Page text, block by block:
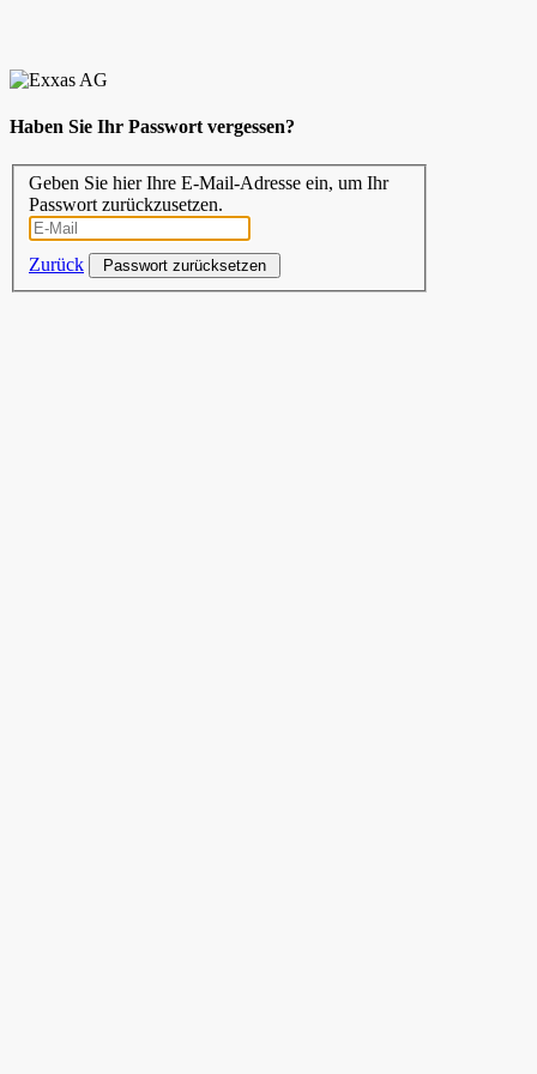
Haben Sie Ihr Passwort vergessen?
Geben Sie hier Ihre E-Mail-Adresse ein, um Ihr
Passwort zurückzusetzen.
Zurück Passwort zurücksetzen